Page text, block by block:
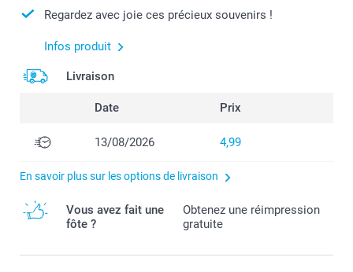
Regardez avec joie ces précieux souvenirs !
Infos produit
Livraison
Date Prix
13/08/2026 4,99
En savoir plus sur les options de livraison
Vous avez fait une
fôte ?
Obtenez une réimpression
gratuite